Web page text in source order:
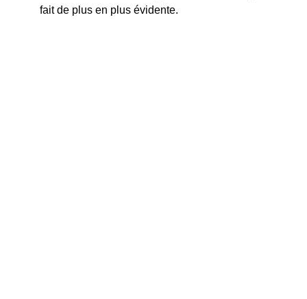
fait de plus en plus évidente.